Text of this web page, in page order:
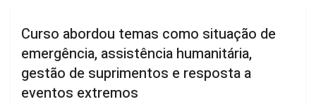
Curso abordou temas como situação de
emergência, assistência humanitária,
gestão de suprimentos e resposta a
eventos extremos